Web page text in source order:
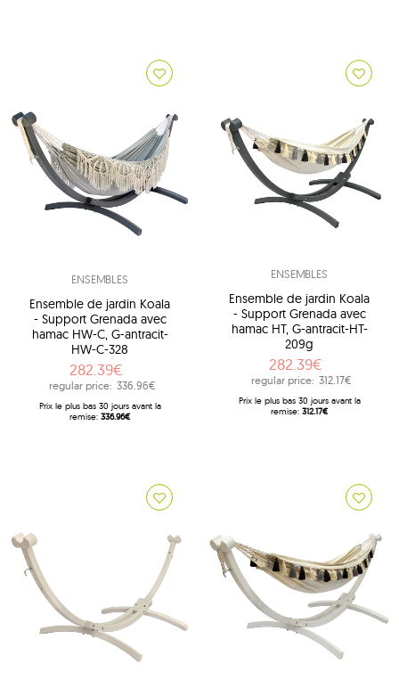
ENSEMBLES
Ensemble de jardin Koala
- Support Grenada avec
hamac HW-C, G-antracit-
HW-C-328
282.39€
regular price: 336.96€
Prix ​​le plus bas 30 jours avant la
remise: 336.96€
ENSEMBLES
Ensemble de jardin Koala
- Support Grenada avec
hamac HT, G-antracit-HT-
209g
282.39€
regular price: 312.17€
Prix ​​le plus bas 30 jours avant la
remise: 312.17€